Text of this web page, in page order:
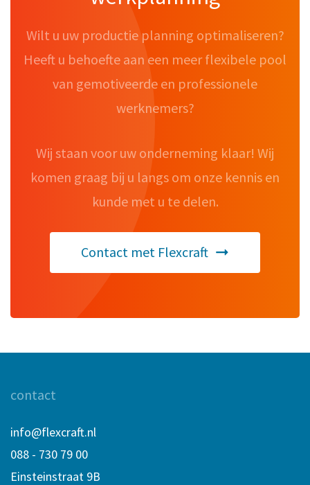
Wilt u uw productie planning optimaliseren?
Heeft u behoefte aan een meer flexibele pool
van gemotiveerde en professionele
werknemers?
Wij staan voor uw onderneming klaar! Wij
komen graag bij u langs om onze kennis en
kunde met u te delen.
Contact met Flexcraft
contact
info@flexcraft.nl
088 - 730 79 00
Einsteinstraat 9B